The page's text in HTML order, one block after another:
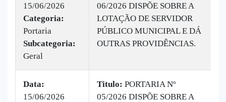
15/06/2026
Categoria:
Portaria
Subcategoria:
Geral
06/2026 DISPÕE SOBRE A
LOTAÇÃO DE SERVIDOR
PÚBLICO MUNICIPAL E DÁ
OUTRAS PROVIDÊNCIAS.
Data:
15/06/2026
Titulo: PORTARIA Nº
05/2026 DISPÕE SOBRE A